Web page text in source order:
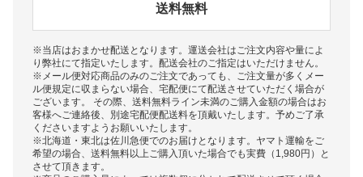
送料無料
※当店はおまかせ配送となります。運送会社はご注文内容や量によ
り弊社にて指定いたします。配送会社のご指定はいただけません。
※メール便対応商品のみのご注文であっても、ご注文量が多くメー
ル便規定に収まらない場合、宅配便にて配送させていただく場合が
ございます。 その際、送料無料ライン未満のご購入金額の場合はお
客様へご連絡後、別途宅配便配送料を頂戴いたします。予めご了承
くださいますようお願いいたします。
※北海道・東北は佐川急便でのお届けとなります。ヤマト運輸をご
希望の場合、送料無料以上ご購入頂いた場合でも実費（1,980円）と
させて頂きます。